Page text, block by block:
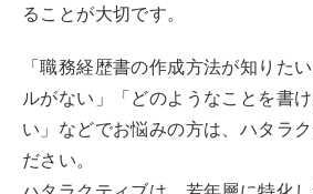
ることが大切です。
「職務経歴書の作成方法が知りた
ルがない」「どのようなことを書
い」などでお悩みの方は、ハタラ
ださい。